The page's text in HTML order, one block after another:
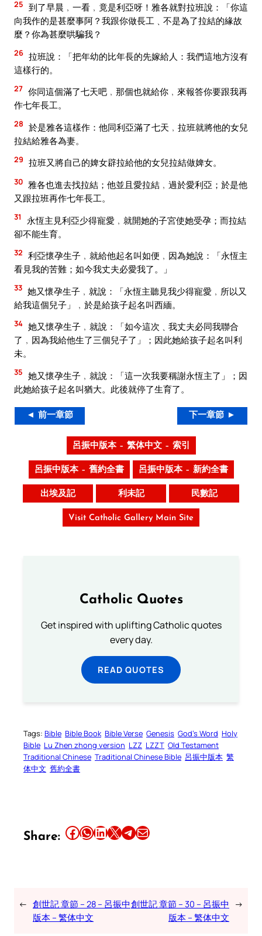
25 到了早晨﹐一看﹐竟是利亞呀！雅各就對拉班說：「你這
向我作的是甚麼事阿？我跟你做長工﹑不是為了拉結的緣故
麼？你為甚麼哄騙我？
26 拉班說：「把年幼的比年長的先嫁給人：我們這地方沒有
這樣行的。
27 你同這個滿了七天吧﹐那個也就給你﹐來報答你要跟我再
作七年長工。
28 於是雅各這樣作：他同利亞滿了七天﹐拉班就將他的女兒
拉結給雅各為妻。
29 拉班又將自己的婢女辟拉給他的女兒拉結做婢女。
30 雅各也進去找拉結；他並且愛拉結﹐過於愛利亞；於是他
又跟拉班再作七年長工。
31
永恆主見利亞少得寵愛﹐就開她的子宮使她受孕；而拉結
卻不能生育。
32 利亞懷孕生子﹐就給他起名叫如便﹐因為她說：「永恆主
看見我的苦難；如今我丈夫必愛我了。」
33 她又懷孕生子﹐就說：「永恆主聽見我少得寵愛﹐所以又
給我這個兒子」﹐於是給孩子起名叫西緬。
34 她又懷孕生子﹐就說：「如今這次﹑我丈夫必同我聯合
了﹐因為我給他生了三個兒子了」；因此她給孩子起名叫利
未。
35 她又懷孕生子﹐就說：「這一次我要稱謝永恆主了」；因
此她給孩子起名叫猶大。此後就停了生育了。
◄ 前一章節 下一章節 ►
呂振中版本 – 繁体中文 – 索引
呂振中版本 – 舊約全書 呂振中版本 – 新約全書
出埃及記 利未記 民數記
Visit Catholic Gallery Main Site
Catholic Quotes
Get inspired with uplifting Catholic quotes
every day.
READ QUOTES
Tags: Bible Bible Book Bible Verse Genesis God’s Word Holy
Bible Lu Zhen zhong version LZZ LZZT Old Testament
Traditional Chinese Traditional Chinese Bible 呂振中版本 繁
体中文 舊約全書
Share: Share this article on Facebook Share this article on WhatsApp Share this article on LinkedIn Share this article on X Share this article on TelegramEmail this Article
← 創世記 章節 – 28 – 呂振中
版本 – 繁体中文
創世記 章節 – 30 – 呂振中
版本 – 繁体中文
→